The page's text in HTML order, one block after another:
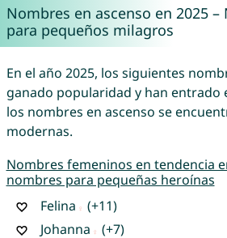
Nombres en ascenso en 2025
para pequeños milagros
En el año 2025, los siguientes
ganado popularidad y han entrado
los nombres en ascenso se
modernas.
Nombres femeninos en tendencia
nombres para pequeñas heroínas
Felina
(+11)
Johanna
(+7)